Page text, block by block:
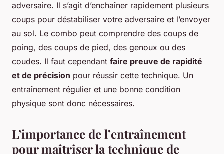
adversaire. Il s’agit d’enchaîner rapidement plusieurs
coups pour déstabiliser votre adversaire et l’envoyer
au sol. Le combo peut comprendre des coups de
poing, des coups de pied, des genoux ou des
coudes. Il faut cependant faire preuve de rapidité
et de précision pour réussir cette technique. Un
entraînement régulier et une bonne condition
physique sont donc nécessaires.
L’importance de l’entraînement
pour maîtriser la technique de